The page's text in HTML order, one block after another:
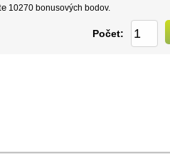
10270 bonusových bodov.
Počet: